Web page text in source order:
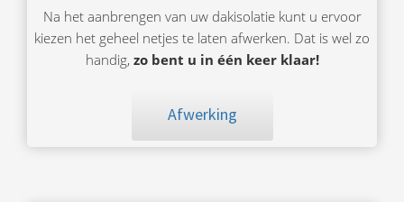
Na het aanbrengen van uw dakisolatie kunt u ervoor
kiezen het geheel netjes te laten afwerken. Dat is wel zo
handig, zo bent u in één keer klaar!
Afwerking